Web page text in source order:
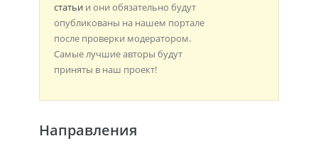
статьи и они обязательно будут
опубликованы на нашем портале
после проверки модератором.
Самые лучшие авторы будут
приняты в наш проект!
Направления